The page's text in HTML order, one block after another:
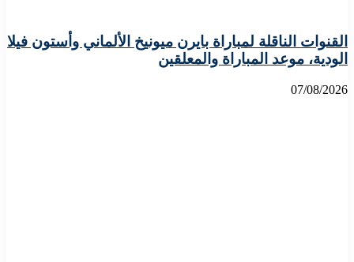
القنوات الناقلة لمباراة بايرن ميونيخ الألماني وأستون فيلا
الودية، موعد المباراة والمعلقين
07/08/2026